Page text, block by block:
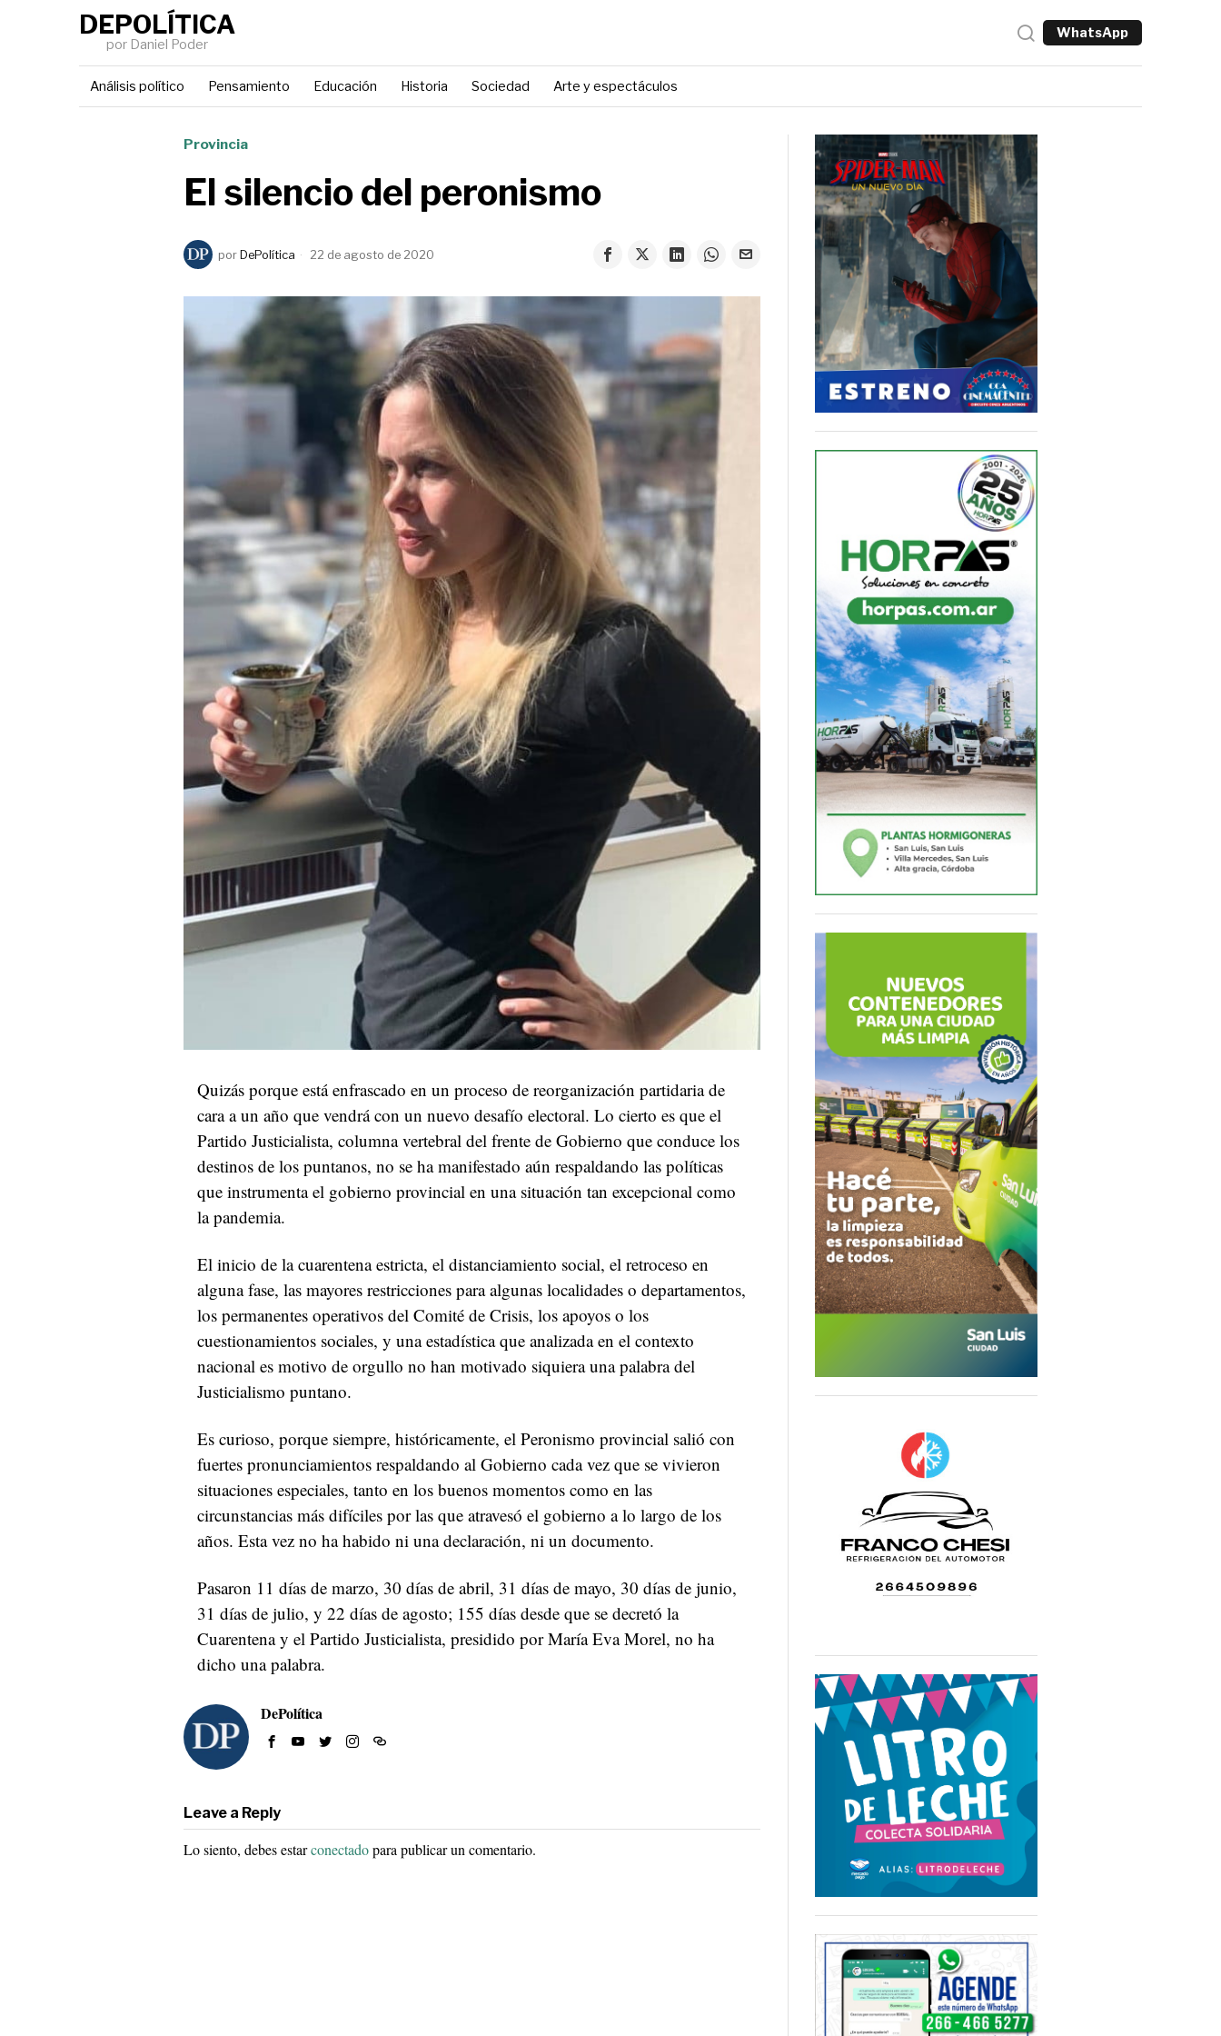
DEPOLÍTICA
por Daniel Poder
WhatsApp
Análisis político Pensamiento Educación Historia Sociedad Arte y espectáculos
Provincia
El silencio del peronismo
por DePolítica 22 de agosto de 2020
Quizás porque está enfrascado en un proceso de reorganización partidaria de
cara a un año que vendrá con un nuevo desafío electoral. Lo cierto es que el
Partido Justicialista, columna vertebral del frente de Gobierno que conduce los
destinos de los puntanos, no se ha manifestado aún respaldando las políticas
que instrumenta el gobierno provincial en una situación tan excepcional como
la pandemia.
El inicio de la cuarentena estricta, el distanciamiento social, el retroceso en
alguna fase, las mayores restricciones para algunas localidades o departamentos,
los permanentes operativos del Comité de Crisis, los apoyos o los
cuestionamientos sociales, y una estadística que analizada en el contexto
nacional es motivo de orgullo no han motivado siquiera una palabra del
Justicialismo puntano.
Es curioso, porque siempre, históricamente, el Peronismo provincial salió con
fuertes pronunciamientos respaldando al Gobierno cada vez que se vivieron
situaciones especiales, tanto en los buenos momentos como en las
circunstancias más difíciles por las que atravesó el gobierno a lo largo de los
años. Esta vez no ha habido ni una declaración, ni un documento.
Pasaron 11 días de marzo, 30 días de abril, 31 días de mayo, 30 días de junio,
31 días de julio, y 22 días de agosto; 155 días desde que se decretó la
Cuarentena y el Partido Justicialista, presidido por María Eva Morel, no ha
dicho una palabra.
DePolítica
Leave a Reply
Lo siento, debes estarconectadopara publicar un comentario.